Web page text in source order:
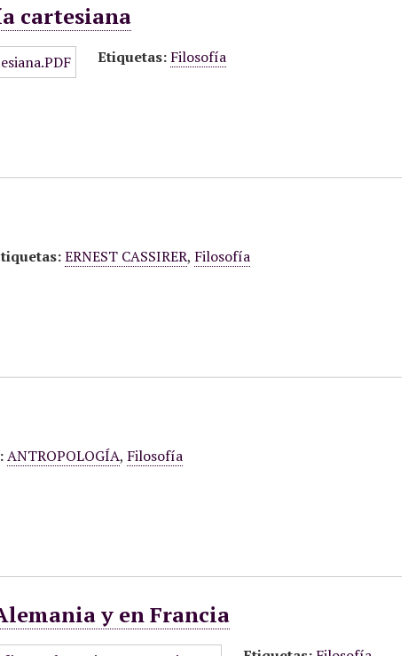
cartesiana
Etiquetas: Filosofía
ERNEST CASSIRER, Filosofía
ANTROPOLOGÍA, Filosofía
y en Francia